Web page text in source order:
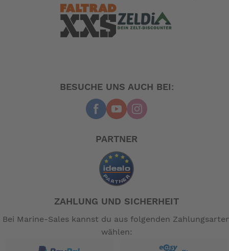
BESUCHE UNS AUCH BEI:
PARTNER
ZAHLUNG UND SICHERHEIT
Bei Marine-Sales kannst du aus folgenden
wählen: